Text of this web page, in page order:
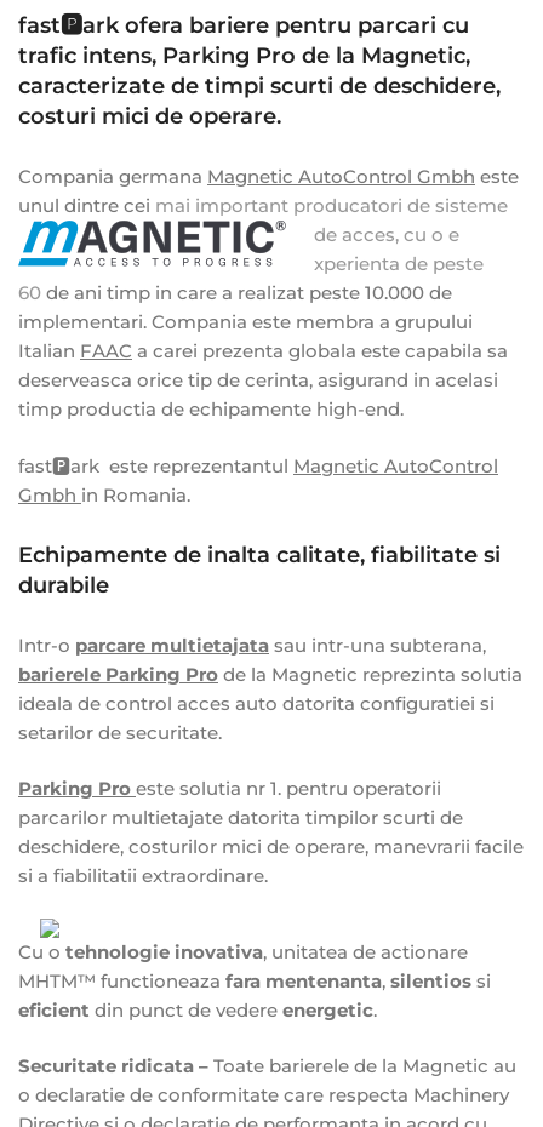
fast🅿️ark ofera bariere pentru parcari cu
trafic intens, Parking Pro de la Magnetic,
caracterizate de timpi scurti de deschidere,
costuri mici de operare.
Compania germana Magnetic AutoControl Gmbh este
unul dintre cei mai important producatori de sisteme
de acces, cu o e
xperienta de peste
60 de ani timp in care a realizat peste 10.000 de
implementari. Compania este membra a grupului
Italian FAAC a carei prezenta globala este capabila sa
deserveasca orice tip de cerinta, asigurand in acelasi
timp productia de echipamente high-end.
fast🅿️ark este reprezentantul Magnetic AutoControl
Gmbh in Romania.
Echipamente de inalta calitate, fiabilitate si
durabile
Intr-o parcare multietajata sau intr-una subterana,
barierele Parking Pro de la Magnetic reprezinta solutia
ideala de control acces auto datorita configuratiei si
setarilor de securitate.
Parking Pro este solutia nr 1. pentru operatorii
parcarilor multietajate datorita timpilor scurti de
deschidere, costurilor mici de operare, manevrarii facile
si a fiabilitatii extraordinare.
Cu o tehnologie inovativa, unitatea de actionare
MHTM™ functioneaza fara mentenanta, silentios si
eficient din punct de vedere energetic.
Securitate ridicata – Toate barierele de la Magnetic au
o declaratie de conformitate care respecta Machinery